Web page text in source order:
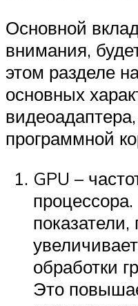
Основной
внимания,
этом разделе
основных
программной
GPU –
показатели,
обработки
Это